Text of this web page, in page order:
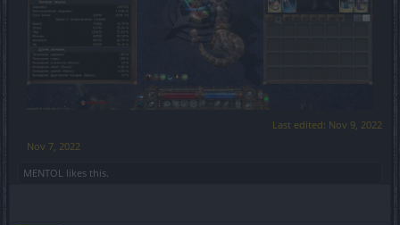
Last edited: Nov 9, 2022
Nov 7, 2022
MENTOL likes this.